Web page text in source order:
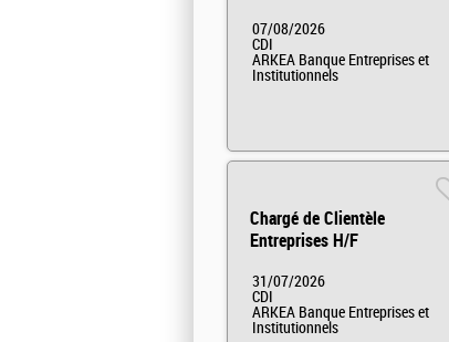
07/08/2026
CDI
ARKEA Banque Entreprises et
Institutionnels
Chargé de Clientèle
Entreprises H/F
31/07/2026
CDI
ARKEA Banque Entreprises et
Institutionnels